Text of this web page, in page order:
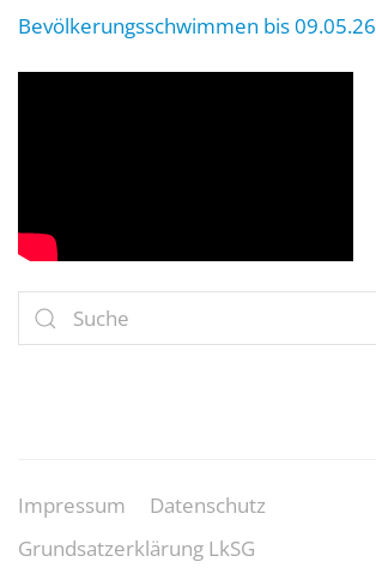
Bevölkerungsschwimmen bis 09.05.26
Impressum
Datenschutz
Grundsatzerklärung LkSG